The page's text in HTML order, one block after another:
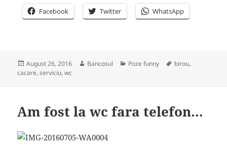
Facebook Twitter WhatsApp
Posted
on
August 26, 2016 Author
Bancosul Categories
Poze funny Tags
birou,
cacare,serviciu,wc
Am fost la wc fara telefon…